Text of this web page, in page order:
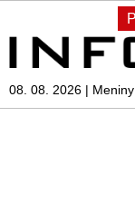
08. 08. 2026 |